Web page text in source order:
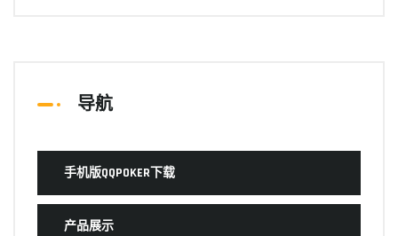
导航
手机版QQPOKER下载
产品展示